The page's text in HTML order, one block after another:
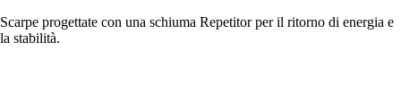
Scarpe progettate con una schiuma Repetitor per il ritorno di energia e
la stabilità.